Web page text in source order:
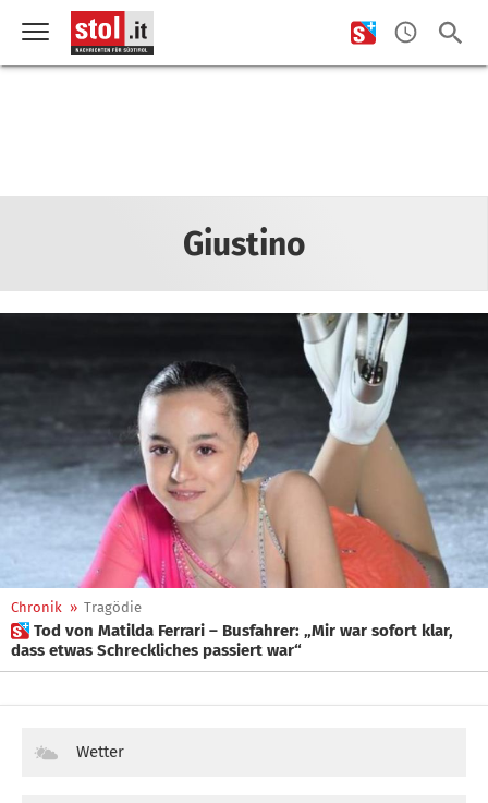
Giustino
Chronik » Tragödie
 Tod von Matilda Ferrari – Busfahrer: „Mir war sofort klar,
dass etwas Schreckliches passiert war“
Wetter